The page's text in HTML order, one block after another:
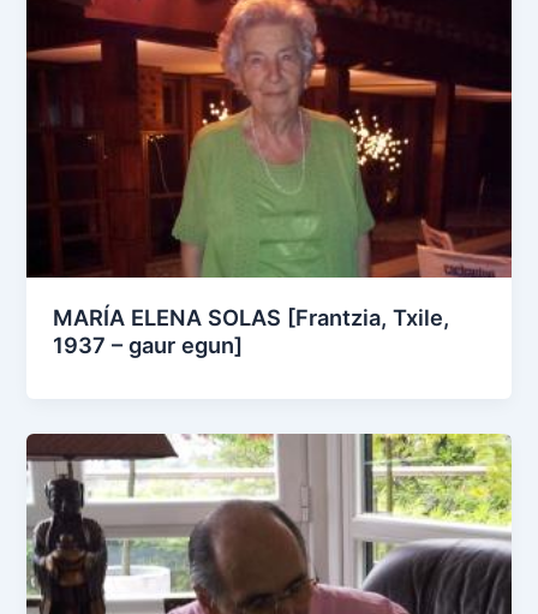
MARÍA ELENA SOLAS [Frantzia, Txile,
1937 – gaur egun]